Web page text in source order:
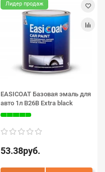
Лидер продаж
EASICOAT Базовая эмаль для
авто 1л B26B Extra black
53.38руб.